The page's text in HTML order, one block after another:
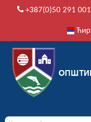
+387(0)50 291 001
Ћир